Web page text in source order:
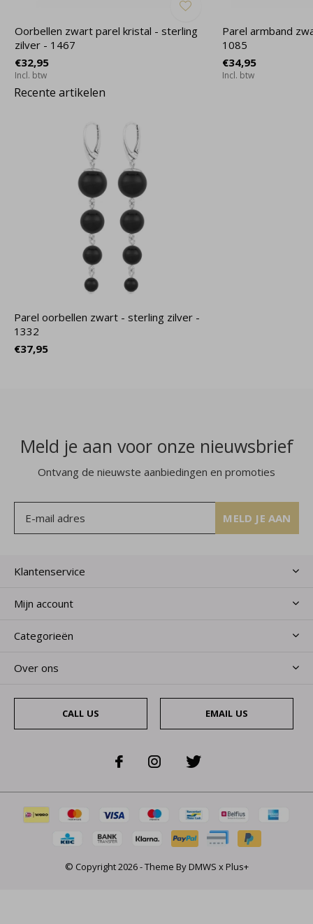
Oorbellen zwart parel kristal - sterling
zilver - 1467
€32,95
Incl. btw
Parel armband
1085
€34,95
Incl. btw
Recente artikelen
Parel oorbellen zwart - sterling zilver -
1332
€37,95
Meld je aan voor onze nieuwsbrief
Ontvang de nieuwste aanbiedingen en promoties
MELD JE AAN
Klantenservice
Mijn account
Categorieën
Over ons
CALL US EMAIL US
© Copyright2026- Theme ByDMWS xPlus+